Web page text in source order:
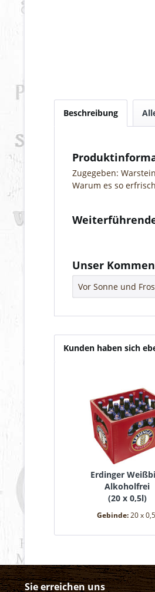
Beschreibung
Zugegeben:
Warum es so
Unser
Vor Sonne und
Kunden haben sich
Erdinger
Alkoholfrei
(20 x 0,5l)
Gebinde:20 x
Sie erreichen uns